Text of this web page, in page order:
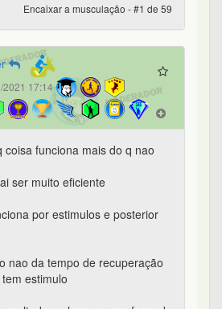
Encaixar a musculação - #1 de 59
2021 17:14
coisa funciona mais do q nao
ser muito eficiente
por estimulos e posterior
nao da tempo de recuperação
estimulo